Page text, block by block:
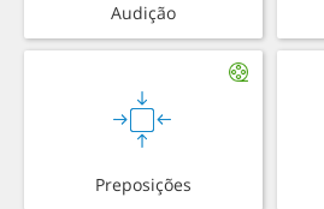
Audição
Preposições